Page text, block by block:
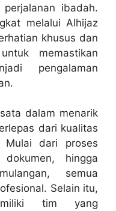
ibadah.
melalui Alhijaz
khusus dan
memastikan
pengalaman
dalam menarik
dari kualitas
Mulai dari proses
dokumen, hingga
semua
Selain itu,
tim yang